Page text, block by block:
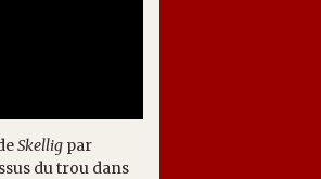
Skelligpar
du trou dans